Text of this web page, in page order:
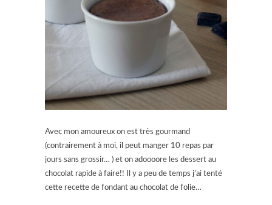
Avec mon amoureux on est très gourmand
(contrairement à moi, il peut manger 10 repas par
jours sans grossir… ) et on adoooore les dessert au
chocolat rapide à faire!! Il y a peu de temps j’ai tenté
cette recette de fondant au chocolat de folie…